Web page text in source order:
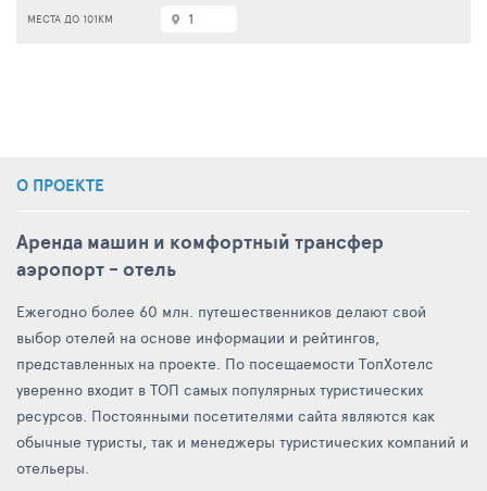
1
О ПРОЕКТЕ
Аренда машин и комфортный трансфер
аэропорт - отель
Ежегодно более 60 млн. путешественников делают свой
выбор отелей на основе информации и рейтингов,
представленных на проекте. По посещаемости ТопХотелс
уверенно входит в ТОП самых популярных туристических
ресурсов. Постоянными посетителями сайта являются как
обычные туристы, так и менеджеры туристических компаний и
отельеры.